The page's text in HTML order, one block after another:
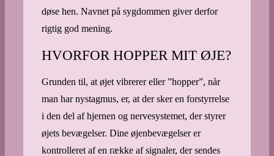
døse hen. Navnet på sygdommen giver derfor
rigtig god mening.
HVORFOR HOPPER MIT ØJE?
Grunden til, at øjet vibrerer eller ”hopper”, når
man har nystagmus, er, at der sker en forstyrrelse
i den del af hjernen og nervesystemet, der styrer
øjets bevægelser. Dine øjenbevægelser er
kontrolleret af en række af signaler, der sendes